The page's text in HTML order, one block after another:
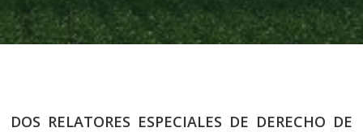
DOS RELATORES ESPECIALES DE DERECHO DE